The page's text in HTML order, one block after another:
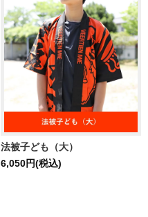
法被子ども（大）
6,050円(税込)